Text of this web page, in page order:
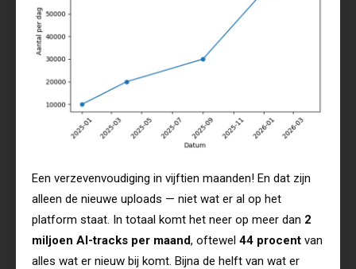
Een verzevenvoudiging in vijftien maanden! En dat zijn
alleen de nieuwe uploads — niet wat er al op het
platform staat. In totaal komt het neer op meer dan 2
miljoen AI-tracks per maand, oftewel 44 procent van
alles wat er nieuw bij komt. Bijna de helft van wat er